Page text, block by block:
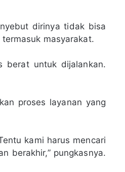
dirinya tidak bisa
masyarakat.
berat untuk dijalankan.
proses layanan yang
kami harus mencari
berakhir,” pungkasnya.